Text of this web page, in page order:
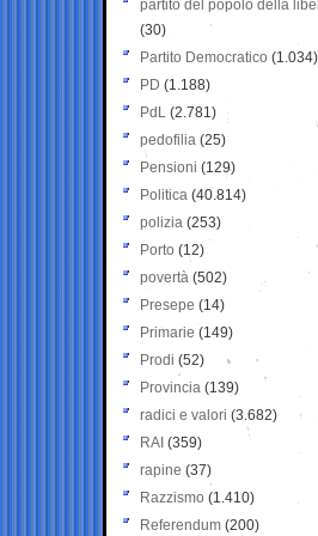
partito del popolo della
(30)
Partito Democratico (1.034)
PD (1.188)
PdL (2.781)
pedofilia (25)
Pensioni (129)
Politica (40.814)
polizia (253)
Porto (12)
povertà (502)
Presepe (14)
Primarie (149)
Prodi (52)
Provincia (139)
radici e valori (3.682)
RAI (359)
rapine (37)
Razzismo (1.410)
Referendum (200)